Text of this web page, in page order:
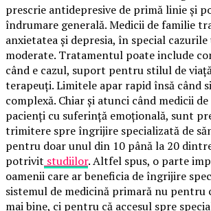
prescrie antidepresive de primă linie și
îndrumare generală. Medicii de familie
anxietatea și depresia, în special cazurile
moderate. Tratamentul poate include
când e cazul, suport pentru stilul de
terapeuți. Limitele apar rapid însă când
complexă. Chiar și atunci când medicii
pacienți cu suferință emoțională, sunt
trimitere spre îngrijire specializată de
pentru doar unul din 10 până la 20
potrivit studiilor. Altfel spus, o parte
oamenii care ar beneficia de îngrijire
sistemul de medicină primară nu pentru
mai bine, ci pentru că accesul spre